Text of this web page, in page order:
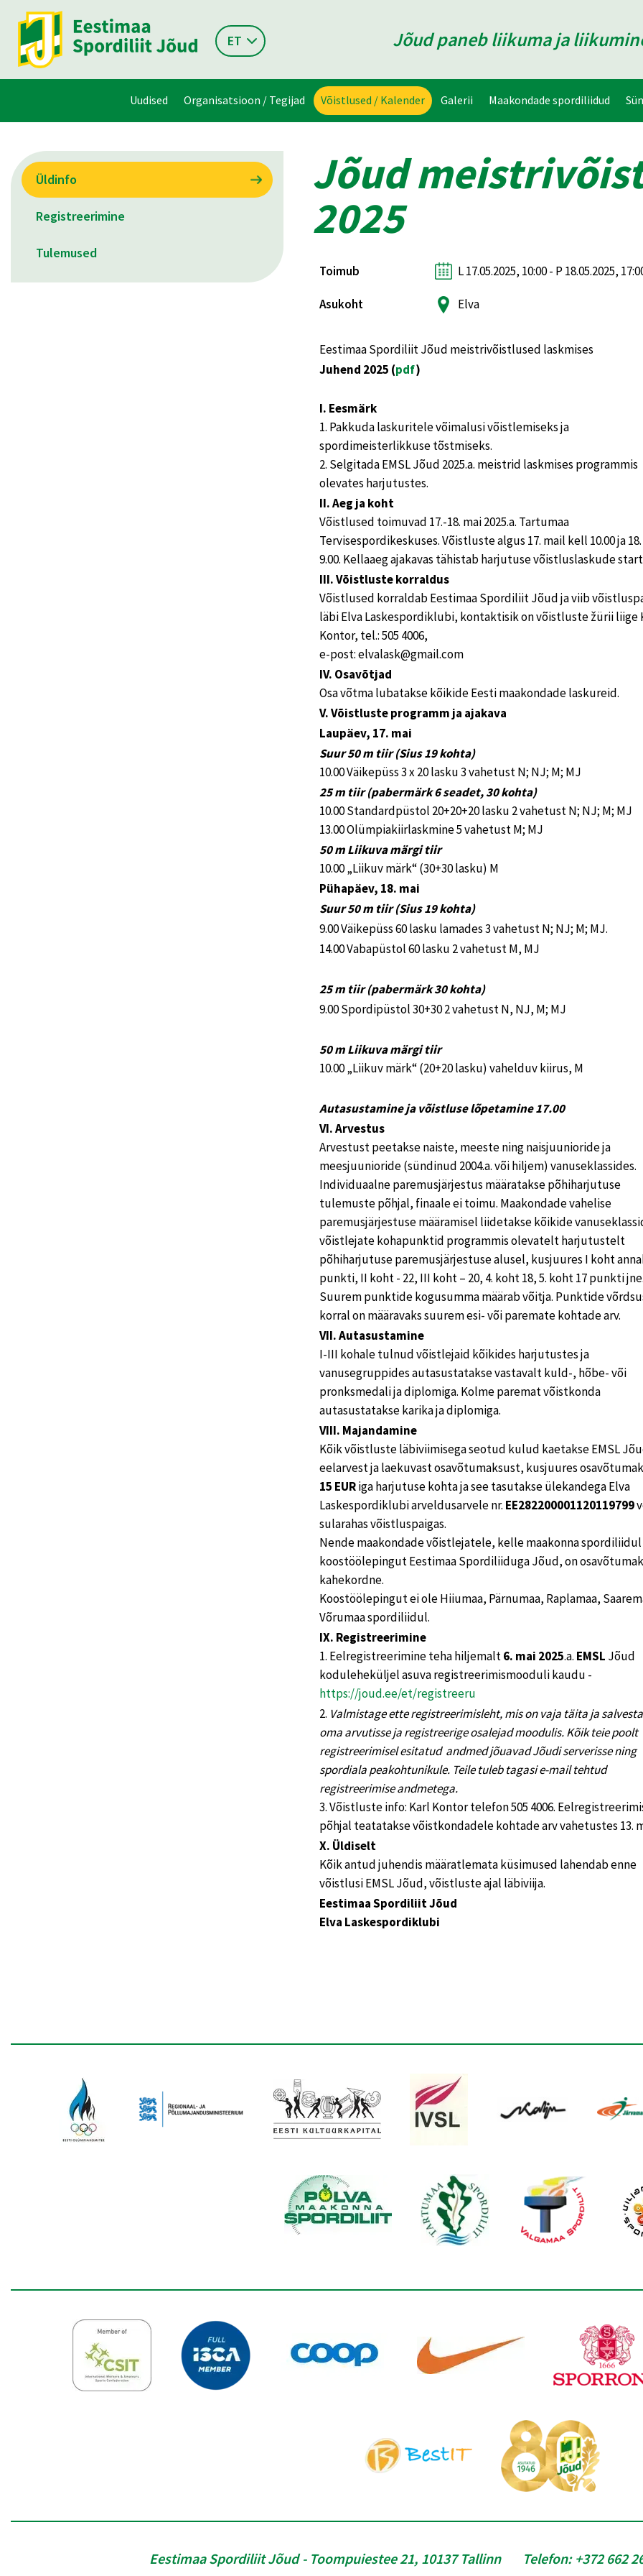
ET Jõud paneb liikuma ja
Uudised Organisatsioon / Tegijad Võistlused / Kalender Galerii Maakondade spordiliidud
Üldinfo
Registreerimine
Tulemused
Jõud
2025
Toimub L 17.05.2025, 10:00 - P 18.05.2025,
Asukoht Elva
Eestimaa Spordiliit Jõud meistrivõistlused laskmises
Juhend 2025 (pdf)
I. Eesmärk
1. Pakkuda laskuritele võimalusi võistlemiseks ja
spordimeisterlikkuse tõstmiseks.
2. Selgitada EMSL Jõud 2025.a. meistrid laskmises programmis
olevates harjutustes.
II. Aeg ja koht
Võistlused toimuvad 17.-18. mai 2025.a. Tartumaa
Tervisespordikeskuses. Võistluste algus 17. mail kell 10.00 ja
9.00. Kellaaeg ajakavas tähistab harjutuse võistluslaskude
III. Võistluste korraldus
Võistlused korraldab Eestimaa Spordiliit Jõud ja viib
läbi Elva Laskespordiklubi, kontaktisik on võistluste žürii liige
Kontor, tel.: 505 4006,
e-post: elvalask@gmail.com
IV. Osavõtjad
Osa võtma lubatakse kõikide Eesti maakondade laskureid.
V. Võistluste programm ja ajakava
Laupäev, 17. mai
Suur 50 m tiir (Sius 19 kohta)
10.00 Väikepüss 3 x 20 lasku 3 vahetust N; NJ; M; MJ
25 m tiir (pabermärk 6 seadet, 30 kohta)
10.00 Standardpüstol 20+20+20 lasku 2 vahetust N; NJ; M; MJ
13.00 Olümpiakiirlaskmine 5 vahetust M; MJ
50 m Liikuva märgi tiir
10.00 „Liikuv märk“ (30+30 lasku) M
Pühapäev, 18. mai
Suur 50 m tiir (Sius 19 kohta)
9.00 Väikepüss 60 lasku lamades 3 vahetust N; NJ; M; MJ.
14.00 Vabapüstol 60 lasku 2 vahetust M, MJ
25 m tiir (pabermärk 30 kohta)
9.00 Spordipüstol 30+30 2 vahetust N, NJ, M; MJ
50 m Liikuva märgi tiir
10.00 „Liikuv märk“ (20+20 lasku) vahelduv kiirus, M
Autasustamine ja võistluse lõpetamine 17.00
VI. Arvestus
Arvestust peetakse naiste, meeste ning naisjuunioride ja
meesjuunioride (sündinud 2004.a. või hiljem) vanuseklassides.
Individuaalne paremusjärjestus määratakse põhiharjutuse
tulemuste põhjal, finaale ei toimu. Maakondade vahelise
paremusjärjestuse määramisel liidetakse kõikide
võistlejate kohapunktid programmis olevatelt harjutustelt
põhiharjutuse paremusjärjestuse alusel, kusjuures I koht
punkti, II koht - 22, III koht – 20, 4. koht 18, 5. koht 17 punkti jne.
Suurem punktide kogusumma määrab võitja. Punktide
korral on määravaks suurem esi- või paremate kohtade arv.
VII. Autasustamine
I-III kohale tulnud võistlejaid kõikides harjutustes ja
vanusegruppides autasustatakse vastavalt kuld-, hõbe- või
pronksmedali ja diplomiga. Kolme paremat võistkonda
autasustatakse karika ja diplomiga.
VIII. Majandamine
Kõik võistluste läbiviimisega seotud kulud kaetakse EMSL
eelarvest ja laekuvast osavõtumaksust, kusjuures
15 EURiga harjutuse kohta ja see tasutakse ülekandega Elva
Laskespordiklubi arveldusarvele nr. EE282200001120119799
sularahas võistluspaigas.
Nende maakondade võistlejatele, kelle maakonna
koostöölepingut Eestimaa Spordiliiduga Jõud, on
kahekordne.
Koostöölepingut ei ole Hiiumaa, Pärnumaa, Raplamaa,
Võrumaa spordiliidul.
IX. Registreerimine
1. Eelregistreerimine teha hiljemalt6. mai 2025.a. EMSL Jõud
koduleheküljel asuva registreerimismooduli kaudu -
https://joud.ee/et/registreeru
2. Valmistage ette registreerimisleht, mis on vaja täita ja
oma arvutisse ja registreerige osalejad moodulis. Kõik teie poolt
registreerimisel esitatud andmed jõuavad Jõudi serverisse ning
spordiala peakohtunikule. Teile tuleb tagasi e-mail tehtud
registreerimise andmetega.
3. Võistluste info: Karl Kontor telefon 505 4006.
põhjal teatatakse võistkondadele kohtade arv vahetustes 13.
X. Üldiselt
Kõik antud juhendis määratlemata küsimused lahendab enne
võistlusi EMSL Jõud, võistluste ajal läbiviija.
Eestimaa Spordiliit Jõud
Elva Laskespordiklubi
Eestimaa Spordiliit Jõud Toompuiestee 21, 10137 Tallinn Telefon: +372 662